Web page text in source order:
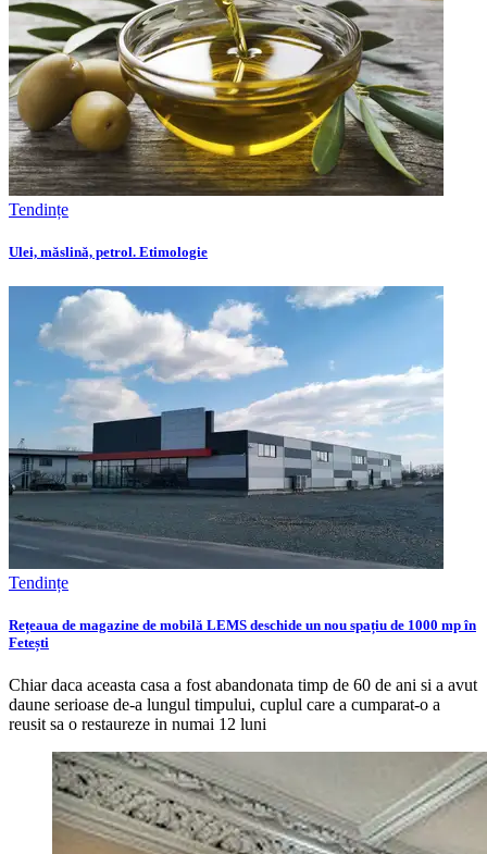
Tendințe
Ulei, măslină, petrol. Etimologie
Tendințe
Rețeaua de magazine de mobilă LEMS deschide un nou spațiu de 1000 mp în
Fetești
Chiar daca aceasta casa a fost abandonata timp de 60 de ani si a avut
daune serioase de-a lungul timpului, cuplul care a cumparat-o a
reusit sa o restaureze in numai 12 luni